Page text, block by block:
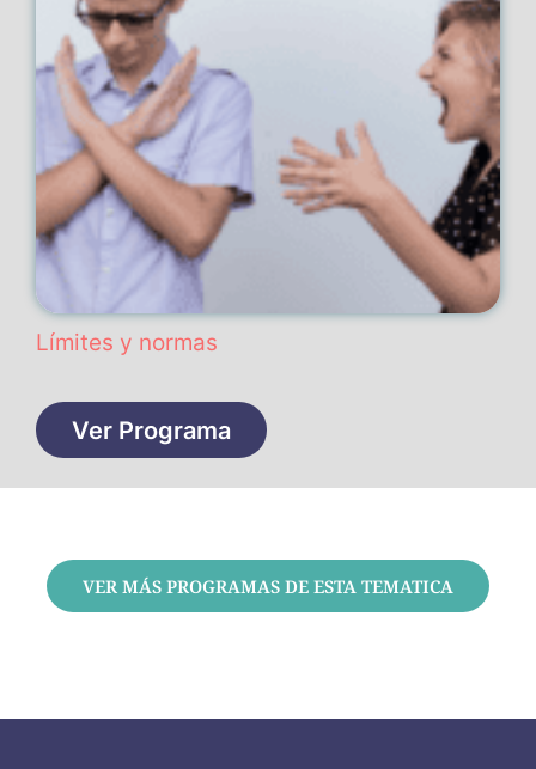
Límites y normas
Ver Programa
VER MÁS PROGRAMAS DE ESTA TEMATICA